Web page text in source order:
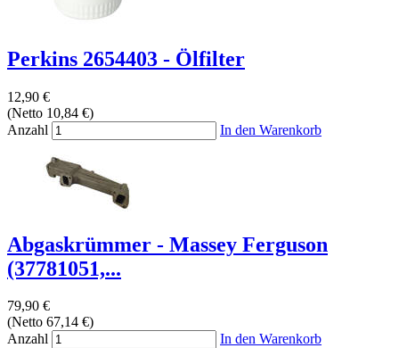
Perkins 2654403 - Ölfilter
12,90 €
(Netto 10,84 €)
Anzahl
In den Warenkorb
Abgaskrümmer - Massey Ferguson
(37781051,...
79,90 €
(Netto 67,14 €)
Anzahl
In den Warenkorb